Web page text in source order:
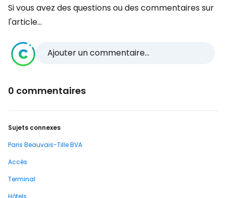
Si vous avez des questions ou des commentaires sur
l'article...
Ajouter un commentaire...
0 commentaires
Sujets connexes
Paris Beauvais-Tille BVA
Accès
Terminal
Hôtels